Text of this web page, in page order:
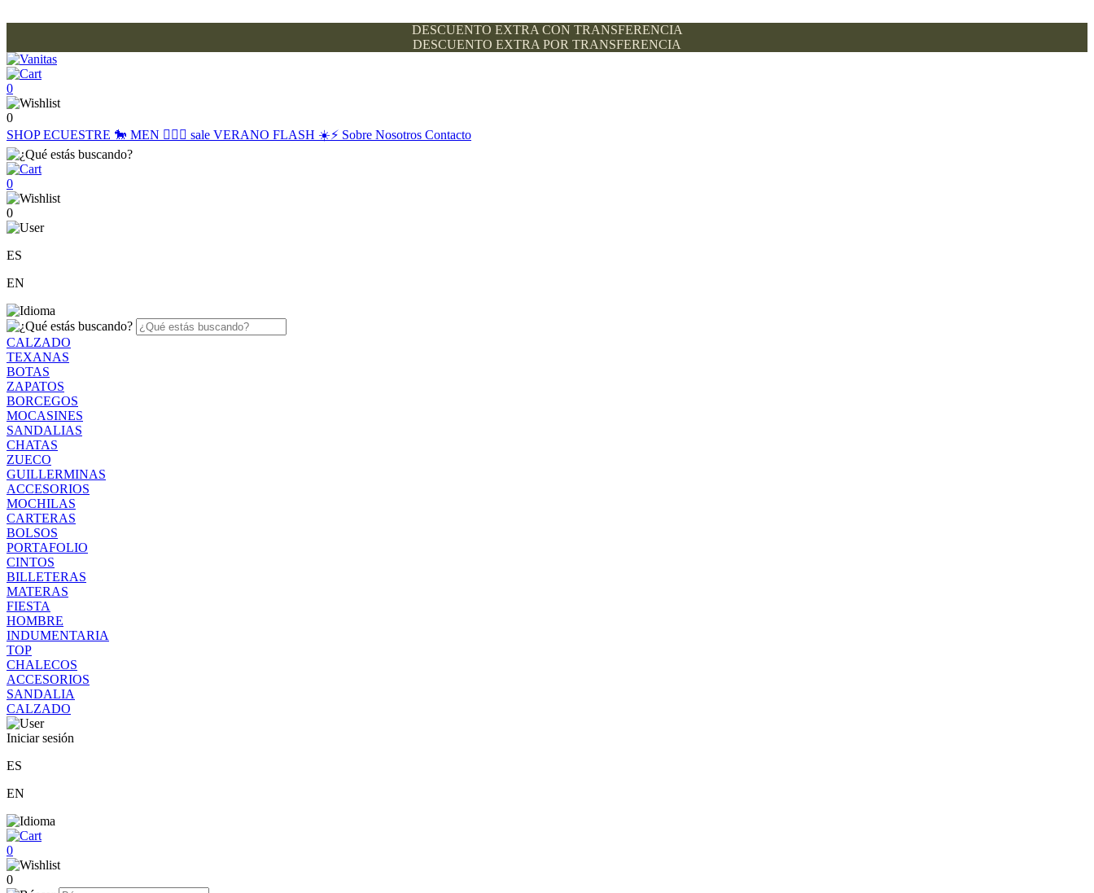
DESCUENTO EXTRA CON TRANSFERENCIA
DESCUENTO EXTRA POR TRANSFERENCIA
0
0
SHOPECUESTRE 🐎 MEN 🙋🏽‍♂️ sale VERANO FLASH ☀️⚡️ Sobre Nosotros Contacto
0
0
ES
EN
CALZADO
TEXANAS
BOTAS
ZAPATOS
BORCEGOS
MOCASINES
SANDALIAS
CHATAS
ZUECO
GUILLERMINAS
ACCESORIOS
MOCHILAS
CARTERAS
BOLSOS
PORTAFOLIO
CINTOS
BILLETERAS
MATERAS
FIESTA
HOMBRE
INDUMENTARIA
TOP
CHALECOS
ACCESORIOS
SANDALIA
CALZADO
Iniciar sesión
ES
EN
0
0